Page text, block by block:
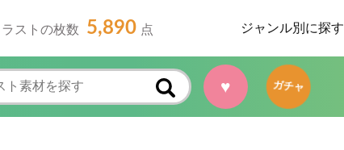
ラストの枚数 5,890 点 ジャンル別に探す
♥ ガチャ